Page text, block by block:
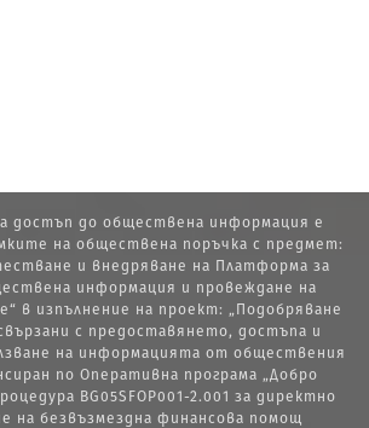
достъп до обществена информация е
на обществена поръчка с предмет:
и внедряване на Платформа за
информация и провеждане на
в изпълнение на проект: „Подобряване
с предоставянето, достъпа и
на информацията от обществения
по Оперативна програма „Добро
BG05SFOP001-2.001 за директно
на безвъзмездна финансова помощ